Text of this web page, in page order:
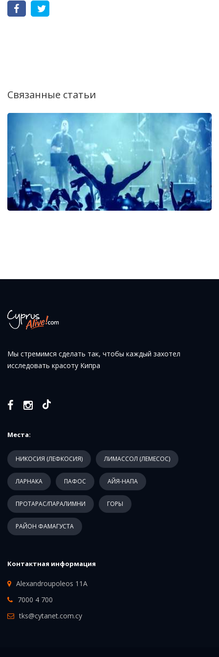
Связанные статьи
Мы стремимся сделать так, чтобы каждый захотел
исследовать красоту Кипра
Места:
НИКОСИЯ (ЛЕФКОСИЯ) ЛИМАССОЛ (ЛЕМЕСОС)
ЛАРНАКА ПАФОС АЙЯ-НАПА
ПРОТАРАС/ПАРАЛИМНИ ГОРЫ
РАЙОН ФАМАГУСТА
Контактная информация
Alexandroupoleos 11A
7000 4 700
tks@cytanet.com.cy